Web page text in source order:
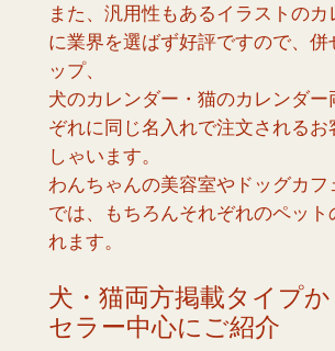
また、汎用性もあるイラストのカ
に業界を選ばず好評ですので、併
ップ、
犬のカレンダー・猫のカレンダー
ぞれに同じ名入れで注文されるお
しゃいます。
わんちゃんの美容室やドッグカフ
では、もちろんそれぞれのペット
れます。
犬・猫両方掲載タイプ
セラー中心にご紹介